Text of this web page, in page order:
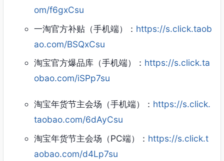
om/f6gxCsu
一淘官方补贴（手机端）： https://s.click.taob
ao.com/BSQxCsu
淘宝官方爆品库（手机端）： https://s.click.ta
obao.com/iSPp7su
淘宝年货节主会场（手机端）： https://s.click.
taobao.com/6dAyCsu
淘宝年货节主会场（PC端）： https://s.click.t
aobao.com/d4Lp7su